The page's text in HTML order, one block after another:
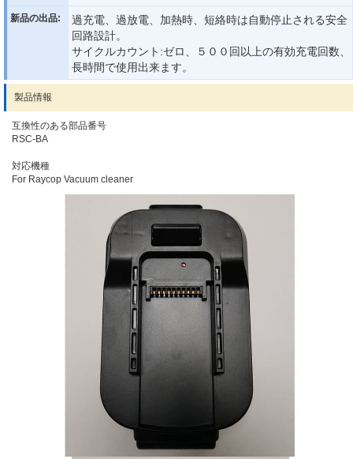
新品の出品:
過充電、過放電、加熱時、短絡時は自動停止される安全
回路設計。
サイクルカウント:ゼロ、５００回以上の有効充電回数、
長時間で使用出来ます。
製品情報
互換性のある部品番号
RSC-BA
対応機種
For Raycop Vacuum cleaner